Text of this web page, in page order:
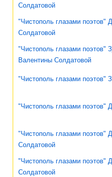
Солдатовой
"Чистополь глазами
Солдатовой
"Чистополь глазами поэтов"
Валентины Солдатовой
"Чистополь глазами поэтов"
"Чистополь глазами поэтов"
"Чистополь глазами
Солдатовой
"Чистополь глазами поэтов"
Солдатовой